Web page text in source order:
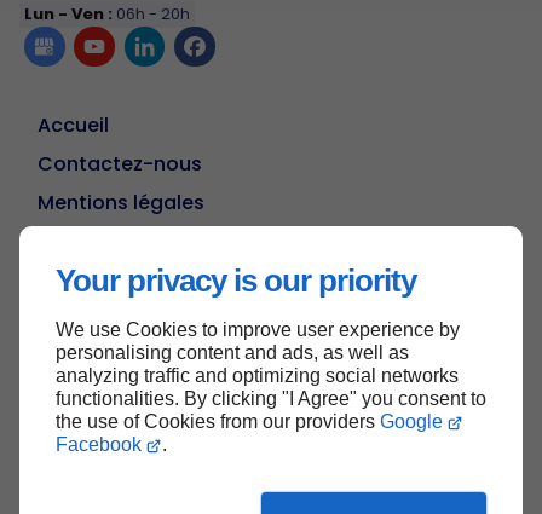
Your privacy is our priority
We use Cookies to improve user experience by
personalising content and ads, as well as
analyzing traffic and optimizing social networks
functionalities. By clicking "I Agree" you consent to
the use of Cookies from our providers Google
Facebook
.
Lun - Ven : 06h - 20h
Accueil
Contactez-nous
Mentions légales
Haut de page